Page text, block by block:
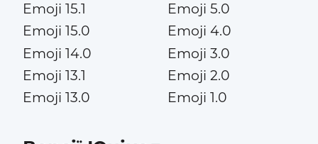
Emoji 15.1
Emoji 15.0
Emoji 14.0
Emoji 13.1
Emoji 13.0
Emoji 5.0
Emoji 4.0
Emoji 3.0
Emoji 2.0
Emoji 1.0